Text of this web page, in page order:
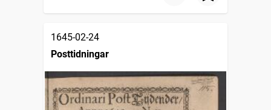
1645-02-24
Posttidningar